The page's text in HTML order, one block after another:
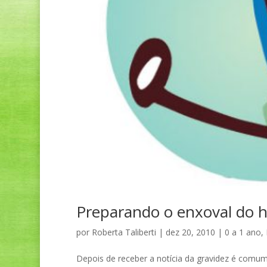
Preparando o enxoval do
por Roberta Taliberti | dez 20, 2010 | 0 a 1 ano,
Depois de receber a notícia da gravidez é